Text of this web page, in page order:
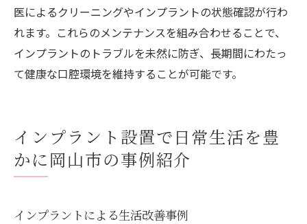
医によるクリーニングやインプラントの状態確認が行わ
れます。これらのメンテナンスを組み合わせることで、
インプラントのトラブルを未然に防ぎ、長期間にわたっ
て健康な口腔環境を維持することが可能です。
インプラント設置で日常生活を豊
かに岡山市の事例紹介
インプラントによる生活改善事例